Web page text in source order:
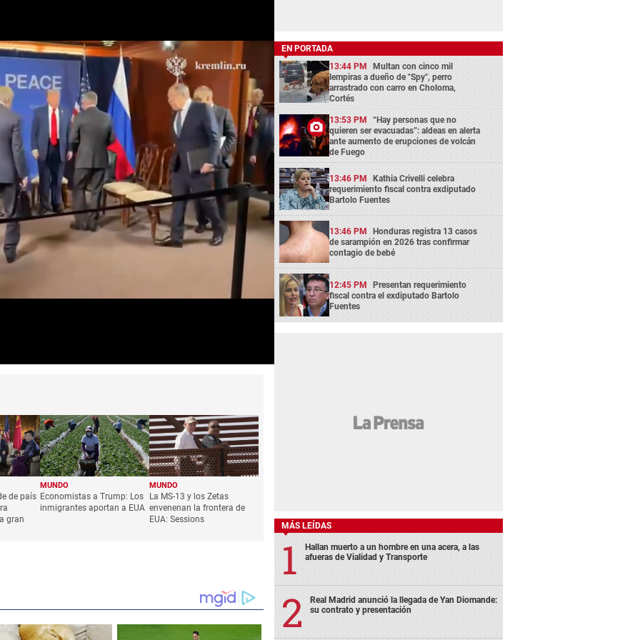
de país
gran
MUNDO
Economistas a Trump: Los
inmigrantes aportan a EUA
MUNDO
La MS-13 y los Zetas
envenenan la frontera de
EUA: Sessions
EN PORTADA
13:44 PM Multan con cinco mil
lempiras a dueño de "Spy", perro
arrastrado con carro en Choloma,
Cortés
13:53 PM “Hay personas que no
quieren ser evacuadas”: aldeas en alerta
ante aumento de erupciones de volcán
de Fuego
13:46 PM Kathia Crivelli celebra
requerimiento fiscal contra exdiputado
Bartolo Fuentes
13:46 PM Honduras registra 13 casos
de sarampión en 2026 tras confirmar
contagio de bebé
12:45 PM Presentan requerimiento
fiscal contra el exdiputado Bartolo
Fuentes
MÁS LEÍDAS
Hallan muerto a un hombre en una acera, a las
afueras de Vialidad y Transporte
Real Madrid anunció la llegada de Yan Diomande:
su contrato y presentación